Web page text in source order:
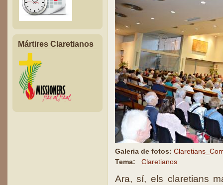
Mártires Claretianos
Galeria de fotos:
Tema:
Claretianos
Ara, sí, els claretians